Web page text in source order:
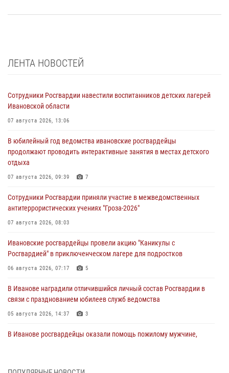
ЛЕНТА НОВОСТЕЙ
Сотрудники Росгвардии навестили воспитанников детских лагерей
Ивановской области
07 августа 2026, 13:06
В юбилейный год ведомства ивановские росгвардейцы
продолжают проводить интерактивные занятия в местах детского
отдыха
07 августа 2026, 09:39 7
Сотрудники Росгвардии приняли участие в межведомственных
антитеррористических учениях "Гроза-2026"
07 августа 2026, 08:03
Ивановские росгвардейцы провели акцию "Каникулы с
Росгвардией" в приключенческом лагере для подростков
06 августа 2026, 07:17 5
В Иванове наградили отличившийся личный состав Росгвардии в
связи с празднованием юбилеев служб ведомства
05 августа 2026, 14:37 3
В Иванове росгвардейцы оказали помощь пожилому мужчине,